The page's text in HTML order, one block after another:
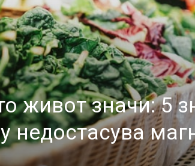
живот значи: 5
недостасува